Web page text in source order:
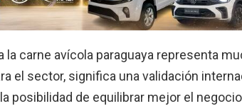
la carne avícola paraguaya representa
el sector, significa una validación
posibilidad de equilibrar mejor el negocio